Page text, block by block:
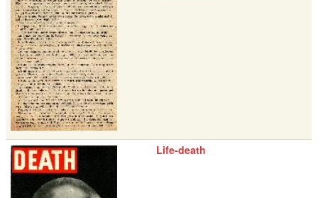
Life-death